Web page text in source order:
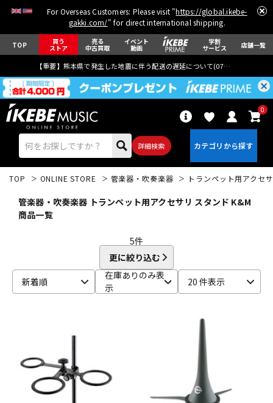
For Overseas Customers: Please visit "https://global.ikebe-
gakki.com/" for direct international shipping.
TOP 買う
ストア
売る
中古買取
イベント
動画
学割
サービス 店舗一覧
【重要】熊本県で発生した地震に伴う配送の遅延について(07月29日
詳細検索
0
ベース ウクレレ
ドラム パーカッション
キーボード 電子ピアノ
TOP ONLINE STORE 管楽器・吹奏楽器 トランペット用アクセ
管楽器・吹奏楽器 トランペット用アクセサリ スタンド K&M
商品一覧
5件
更に絞り込む
新着順
在庫ありのみ表
示
20 件表示